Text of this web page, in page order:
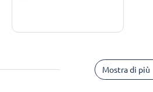
Mostra di più